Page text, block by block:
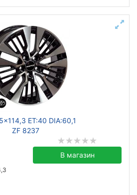
ET:40 DIA:60,1
ZF 8237
В магазин